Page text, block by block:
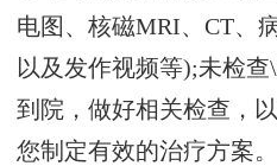
电图、核磁MRI、CT、
以及发作视频等);未检
到院，做好相关检查，
您制定有效的治疗方案。